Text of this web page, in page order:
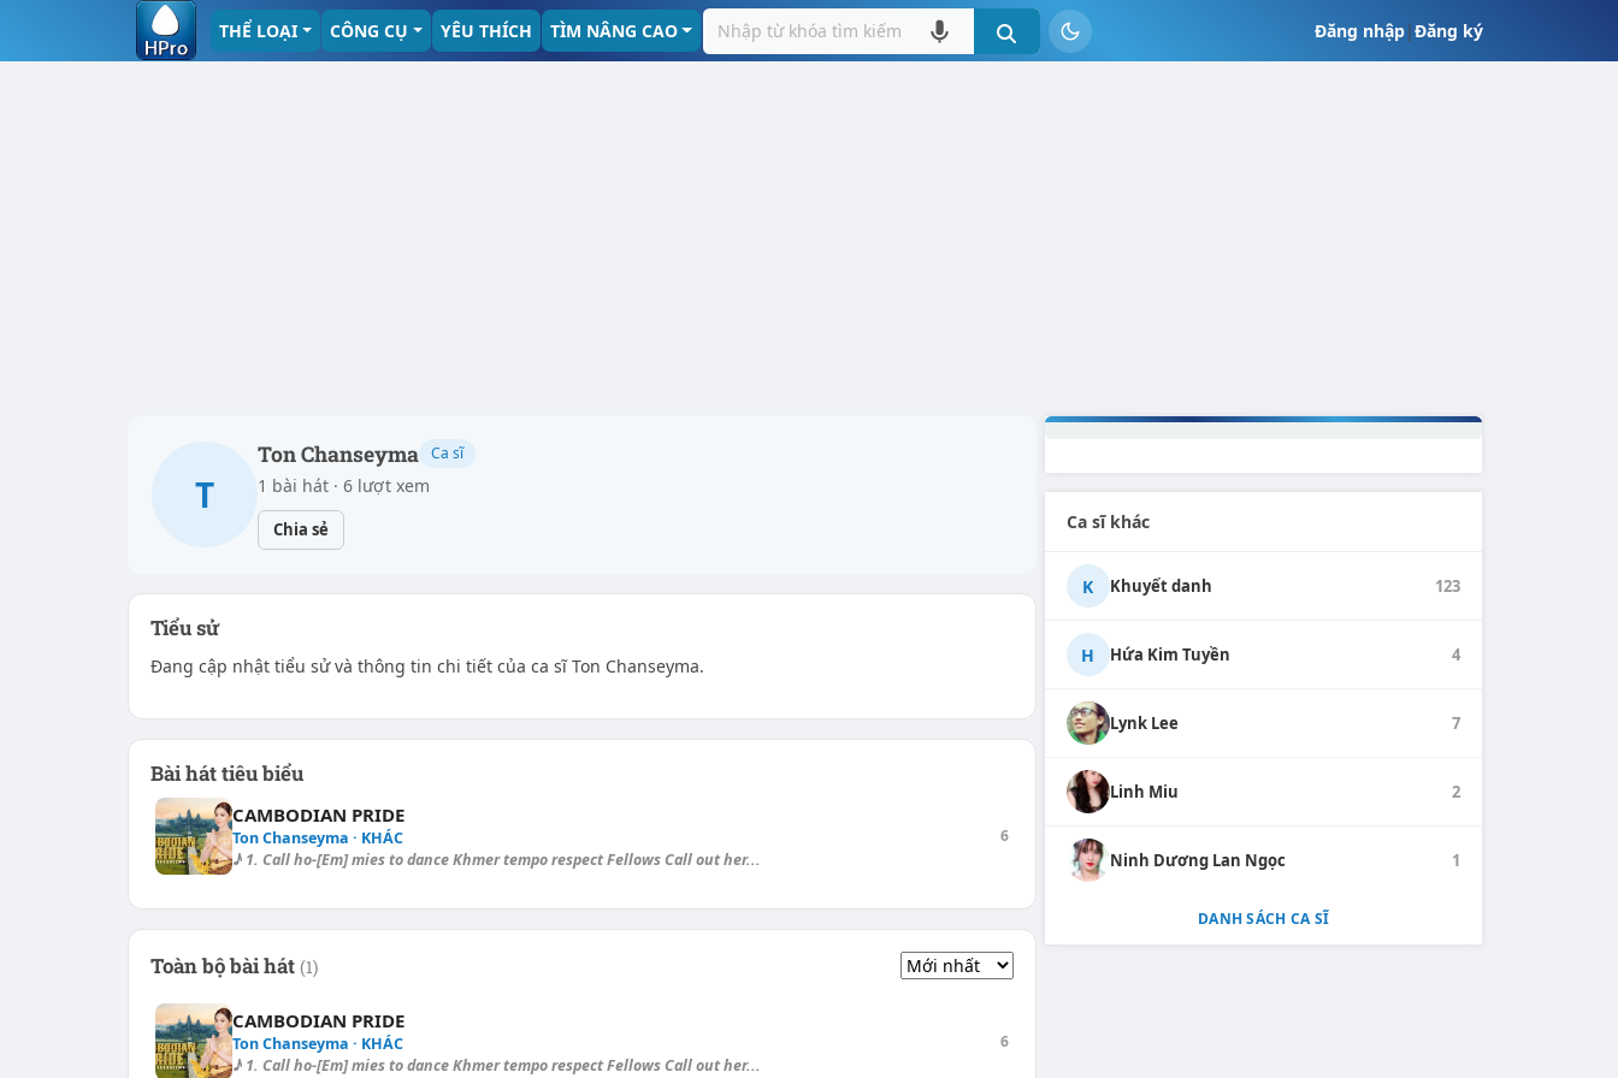
Đăng nhập|Đăng ký
THỂ LOẠI CÔNG CỤ YÊU THÍCH TÌM NÂNG CAO
T
Ton Chanseyma Ca sĩ
1 bài hát · 6 lượt xem
Chia sẻ
Tiểu sử
Đang cập nhật tiểu sử và thông tin chi tiết của ca sĩ Ton Chanseyma.
Bài hát tiêu biểu
CAMBODIAN PRIDE
Ton Chanseyma · KHÁC
♪ 1. Call ho-[Em] mies to dance Khmer tempo respect Fellows Call out her...
6
Toàn bộ bài hát (1)
CAMBODIAN PRIDE
Ton Chanseyma · KHÁC
♪ 1. Call ho-[Em] mies to dance Khmer tempo respect Fellows Call out her...
6
Ca sĩ khác
K Khuyết danh 123
H Hứa Kim Tuyền 4
Lynk Lee 7
Linh Miu 2
Ninh Dương Lan Ngọc 1
DANH SÁCH CA SĨ